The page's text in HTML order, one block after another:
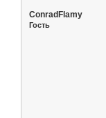
ConradFlamy
Гость